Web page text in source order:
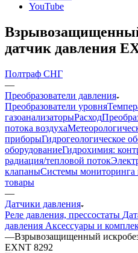
YouTube
датчик давления
Полтраф СНГ
—
Преобразователи давления
Преобразователи уровня
газоанализаторыРасход
потока воздуха
приборыГидрогеологическое
оборудованиеГидрохимия:
радиация/тепловой поток
клапаныСистемы мониторинга
товары
—
Датчики давления
Реле давления, прессостаты
давления Аксессуары и
—Взрывозащищенный
EXNT 8292